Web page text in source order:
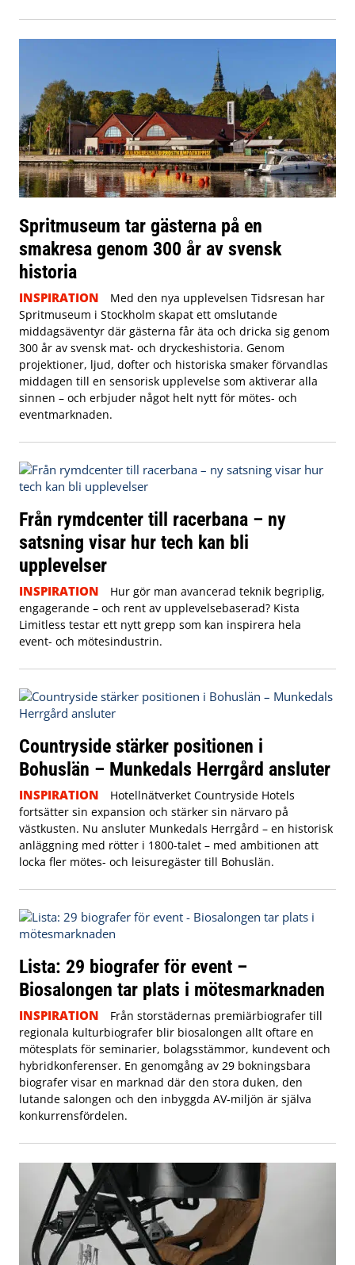
Spritmuseum tar gästerna på en
smakresa genom 300 år av svensk
historia
INSPIRATION
Med den nya upplevelsen Tidsresan har
Spritmuseum i Stockholm skapat ett omslutande
middagsäventyr där gästerna får äta och dricka sig genom
300 år av svensk mat- och dryckeshistoria. Genom
projektioner, ljud, dofter och historiska smaker förvandlas
middagen till en sensorisk upplevelse som aktiverar alla
sinnen – och erbjuder något helt nytt för mötes- och
eventmarknaden.
Från rymdcenter till racerbana – ny
satsning visar hur tech kan bli
upplevelser
INSPIRATION
Hur gör man avancerad teknik begriplig,
engagerande – och rent av upplevelsebaserad? Kista
Limitless testar ett nytt grepp som kan inspirera hela
event- och mötesindustrin.
Countryside stärker positionen i
Bohuslän – Munkedals Herrgård ansluter
INSPIRATION
Hotellnätverket Countryside Hotels
fortsätter sin expansion och stärker sin närvaro på
västkusten. Nu ansluter Munkedals Herrgård – en historisk
anläggning med rötter i 1800-talet – med ambitionen att
locka fler mötes- och leisuregäster till Bohuslän.
Lista: 29 biografer för event –
Biosalongen tar plats i mötesmarknaden
INSPIRATION
Från storstädernas premiärbiografer till
regionala kulturbiografer blir biosalongen allt oftare en
mötesplats för seminarier, bolagsstämmor, kundevent och
hybridkonferenser. En genomgång av 29 bokningsbara
biografer visar en marknad där den stora duken, den
lutande salongen och den inbyggda AV-miljön är själva
konkurrensfördelen.